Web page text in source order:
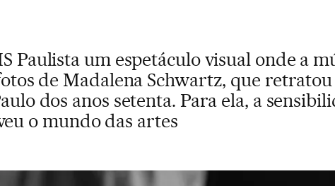
Paulista um espetáculo visual onde a
de Madalena Schwartz, que retratou
dos anos setenta. Para ela, a
o mundo das artes